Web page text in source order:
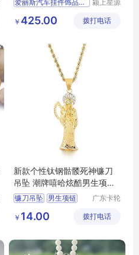
爱丽斯汽车挂件饰品玉葫芦
颍上星源
有限公司
￥ 425.00 拨打电话
新款个性钛钢骷髅死神镰刀
吊坠 潮牌嘻哈炫酷男生项链
配饰批发
镰刀吊坠 男生项链
钛钢骷髅
配饰批发
广东卡轮
公司
￥ 14.00 拨打电话